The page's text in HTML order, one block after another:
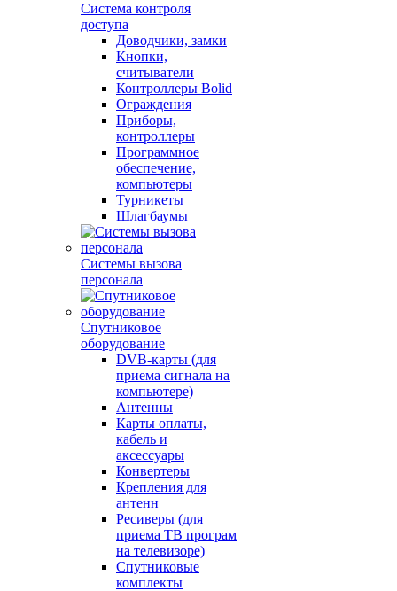
Система контроля
доступа
Доводчики, замки
Кнопки,
считыватели
Контроллеры Bolid
Ограждения
Приборы,
контроллеры
Программное
обеспечение,
компьютеры
Турникеты
Шлагбаумы
Системы вызова
персонала
Спутниковое
оборудование
DVB-карты (для
приема сигнала на
компьютере)
Антенны
Карты оплаты,
кабель и
аксессуары
Конвертеры
Крепления для
антенн
Ресиверы (для
приема ТВ програм
на телевизоре)
Спутниковые
комплекты